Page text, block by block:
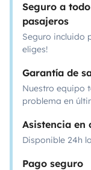
Seguro a
pasajeros
Seguro incluido
eliges!
Garantía de
Nuestro equipo
problema en
Asistencia en
Disponible 24h
Pago seguro